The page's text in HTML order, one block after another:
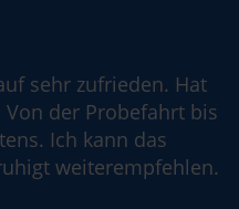
sehr zufrieden. Hat
der Probefahrt bis
Ich kann das
weiterempfehlen.